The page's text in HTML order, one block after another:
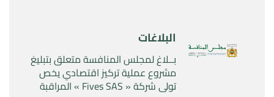
البلاغات
بــلاغ لمجلس المنافسة متعلق بتبليغ
مشروع عملية تركيز اقتصادي يخص
تولي شركة « Fives SAS » المراقبة